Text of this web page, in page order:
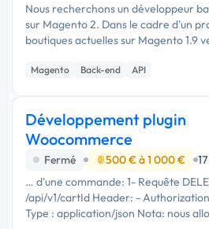
Nous recherchons un développeur
sur Magento 2. Dans le cadre d'un
boutiques actuelles sur Magento 1.9
(open-source), nous avons besoin
…Magento Back-end API
Développement plugin
Woocommerce
Fermé 500 € à 1 000 €
… d'une commande: 1- Requête
/api/v1/cartId Header: -
Type : application/json Nota: nous